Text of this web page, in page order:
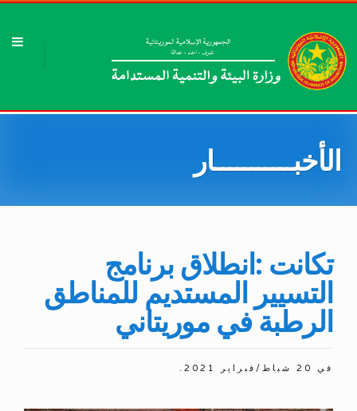
الأخبـــــــــــار
تكانت :انطلاق برنامج
التسيير المستديم للمناطق
الرطبة في موريتاني
في 20 شباط/فبراير 2021 .